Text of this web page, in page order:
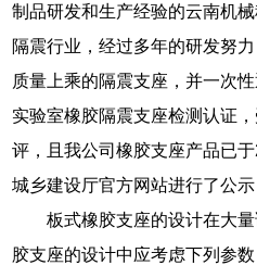
制品研发和生产经验的云南机
隔震行业，经过多年的研发努
质量上乘的隔震支座，并一次
实验室橡胶隔震支座检测认证
评，且我公司橡胶支座产品已
城乡建设厅官方网站进行了公示
板式橡胶支座的设计在大
胶支座的设计中应考虑下列参